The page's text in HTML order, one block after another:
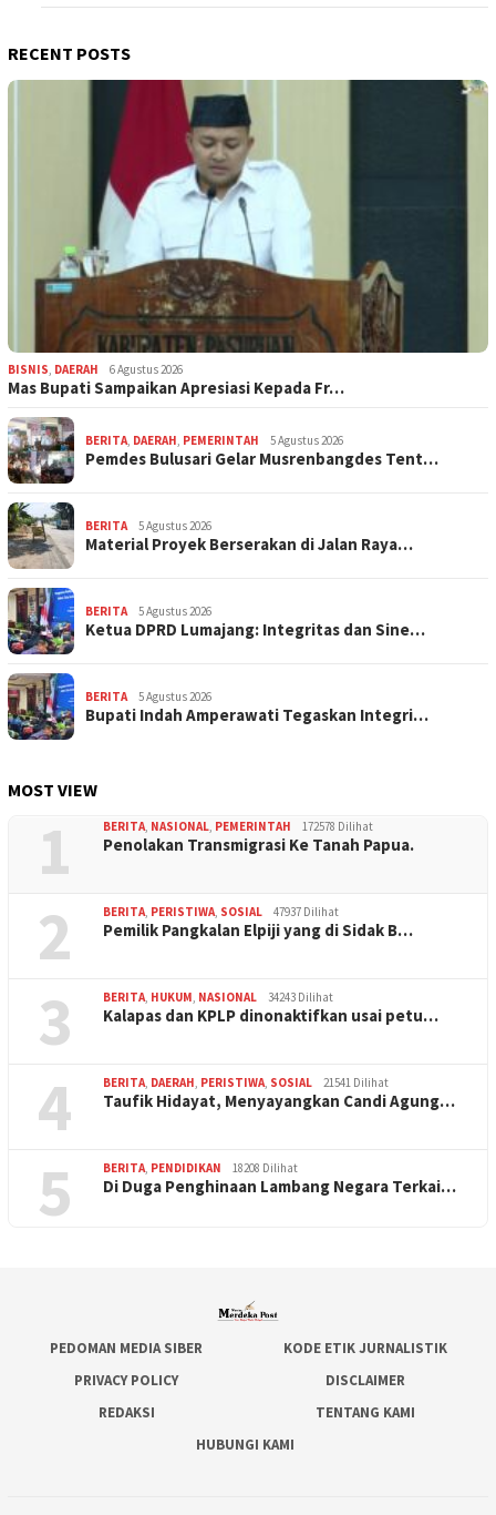
RECENT POSTS
BISNIS, DAERAH 6 Agustus 2026
Mas Bupati Sampaikan Apresiasi Kepada Fr…
BERITA, DAERAH, PEMERINTAH 5 Agustus 2026
Pemdes Bulusari Gelar Musrenbangdes Tent…
BERITA 5 Agustus 2026
Material Proyek Berserakan di Jalan Raya…
BERITA 5 Agustus 2026
Ketua DPRD Lumajang: Integritas dan Sine…
BERITA 5 Agustus 2026
Bupati Indah Amperawati Tegaskan Integri…
MOST VIEW
1 BERITA, NASIONAL, PEMERINTAH 172578 Dilihat
Penolakan Transmigrasi Ke Tanah Papua.
2 BERITA, PERISTIWA, SOSIAL 47937 Dilihat
Pemilik Pangkalan Elpiji yang di Sidak B…
3 BERITA, HUKUM, NASIONAL 34243 Dilihat
Kalapas dan KPLP dinonaktifkan usai petu…
4 BERITA, DAERAH, PERISTIWA, SOSIAL 21541 Dilihat
Taufik Hidayat, Menyayangkan Candi Agung…
5 BERITA, PENDIDIKAN 18208 Dilihat
Di Duga Penghinaan Lambang Negara Terkai…
PEDOMAN MEDIA SIBER
KODE ETIK JURNALISTIK
PRIVACY POLICY
DISCLAIMER
REDAKSI
TENTANG KAMI
HUBUNGI KAMI